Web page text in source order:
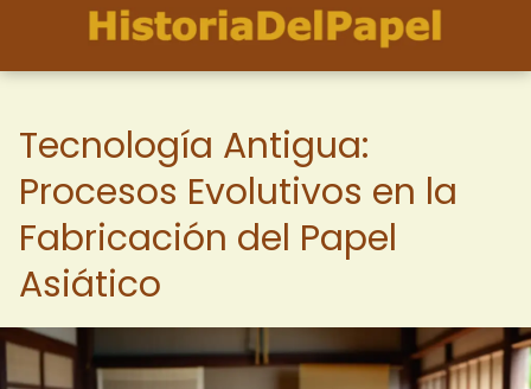
Tecnología Antigua:
Procesos Evolutivos en la
Fabricación del Papel
Asiático